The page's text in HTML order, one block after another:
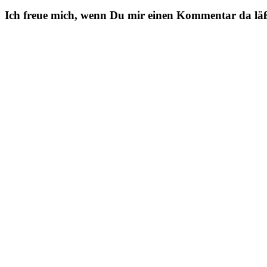
Ich freue mich, wenn Du mir einen Kommentar da